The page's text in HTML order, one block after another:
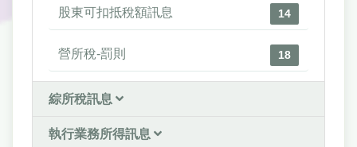
股東可扣抵稅額訊息 14
營所稅-罰則 18
綜所稅訊息
執行業務所得訊息